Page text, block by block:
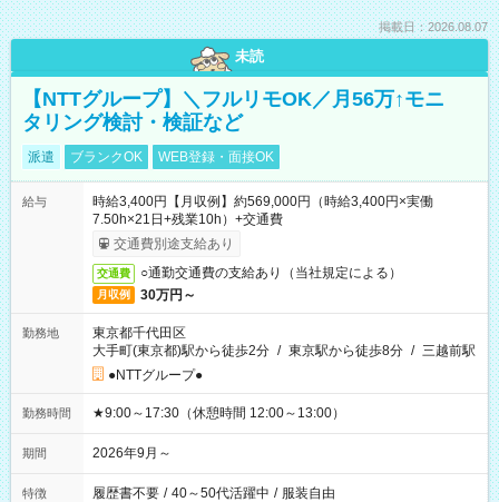
掲載日：2026.08.07
未読
【NTTグループ】＼フルリモOK／月56万↑モニ
タリング検討・検証など
派遣 ブランクOK WEB登録・面接OK
給与
時給3,400円【月収例】約569,000円（時給3,400円×実働
7.50h×21日+残業10h）+交通費
交通費別途支給あり
交通費 ○通勤交通費の支給あり（当社規定による）
月収例 30万円～
勤務地
東京都千代田区
大手町(東京都)駅から徒歩2分 / 東京駅から徒歩8分 / 三越前駅
●NTTグループ●
勤務時間 ★9:00～17:30（休憩時間 12:00～13:00）
期間 2026年9月～
特徴 履歴書不要 / 40～50代活躍中 / 服装自由